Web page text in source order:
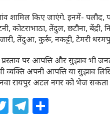
किए जाएंगे. इनमें- पलौद,
कोटराभाठा, तेंदुल, छटौना, बेंद्री,
तेंदुआ, कुर्रू, नकट्टी, टेमरी
पर आपत्ति और सुझाव भी
व्यक्ति अपनी आपत्ति या सुझाव
रायपुर अटल नगर को भेज सकता
T T